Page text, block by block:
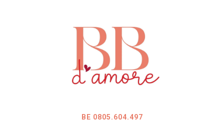
BE 0805.604.497